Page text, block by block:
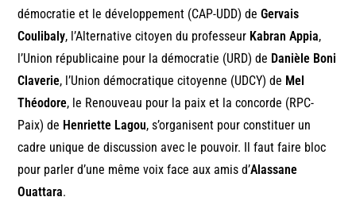
démocratie et le développement (CAP-UDD) deGervais
Coulibaly, l’Alternative citoyen du professeur Kabran Appia,
l’Union républicaine pour la démocratie (URD) de Danièle Boni
Claverie, l’Union démocratique citoyenne (UDCY) de Mel
Théodore, le Renouveau pour la paix et la concorde (RPC-
Paix) de Henriette Lagou, s’organisent pour constituer un
cadre unique de discussion avec le pouvoir. Il faut faire bloc
pour parler d’une même voix face aux amis d’Alassane
Ouattara.